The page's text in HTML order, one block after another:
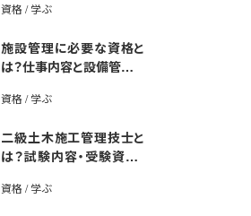
資格 / 学ぶ
施設管理に必要な資格と
は？仕事内容と設備管理と
資格 / 学ぶ
二級土木施工管理技士と
は？試験内容・受験資格・
資格 / 学ぶ